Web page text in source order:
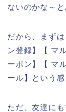
ないのかな～と
だから、まず
ン登録】【 マ
ーポン】【 マ
ール】という
ただ、友達に